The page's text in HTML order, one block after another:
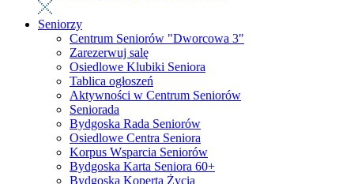
Seniorzy
Centrum Seniorów "Dworcowa 3"
Zarezerwuj salę
Osiedlowe Klubiki Seniora
Tablica ogłoszeń
Aktywności w Centrum Seniorów
Seniorada
Bydgoska Rada Seniorów
Osiedlowe Centra Seniora
Korpus Wsparcia Seniorów
Bydgoska Karta Seniora 60+
Bydgoska Koperta Życia